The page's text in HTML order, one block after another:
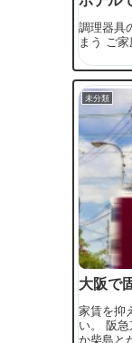
調理器具
まう ご
未分類
大阪で
家賃を抑
い。 阪
か柴島と